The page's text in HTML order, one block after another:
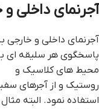
آجرنمای داخلی و
آجرنمای داخلی و خارجی
پاسخگوی هر سلیقه ای
محیط های کلاسیک و
روستیک و از آجرهای
استفاده نمود. البته